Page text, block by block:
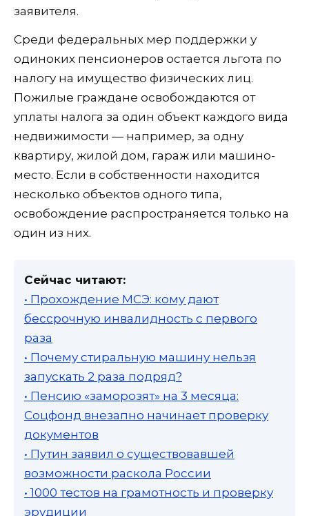
заявителя.
Среди федеральных мер поддержки у
одиноких пенсионеров остается льгота по
налогу на имущество физических лиц.
Пожилые граждане освобождаются от
уплаты налога за один объект каждого вида
недвижимости — например, за одну
квартиру, жилой дом, гараж или машино-
место. Если в собственности находится
несколько объектов одного типа,
освобождение распространяется только на
один из них.
Сейчас читают:
• Прохождение МСЭ: кому дают
бессрочную инвалидность с первого
раза
• Почему стиральную машину нельзя
запускать 2 раза подряд?
• Пенсию «заморозят» на 3 месяца:
Соцфонд внезапно начинает проверку
документов
• Путин заявил о существовавшей
возможности раскола России
• 1000 тестов на грамотность и проверку
эрудиции